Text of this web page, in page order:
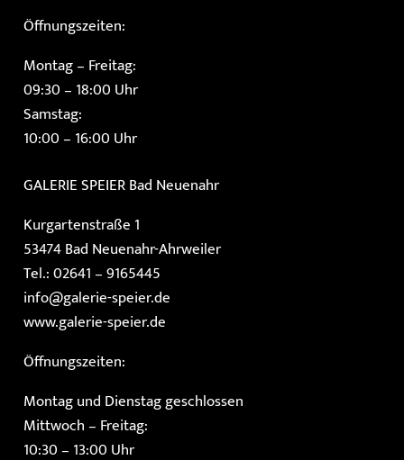
Öffnungszeiten:
Montag – Freitag:
09:30 – 18:00 Uhr
Samstag:
10:00 – 16:00 Uhr
GALERIE SPEIERBad Neuenahr
Kurgartenstraße 1
53474 Bad Neuenahr-Ahrweiler
Tel.: 02641 – 9165445
info@galerie-speier.de
www.galerie-speier.de
Öffnungszeiten:
Montag und Dienstag geschlossen
Mittwoch – Freitag:
10:30 – 13:00 Uhr